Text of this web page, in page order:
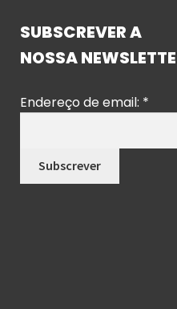
SUBSCREVER A
NOSSA
Endereço de email: *